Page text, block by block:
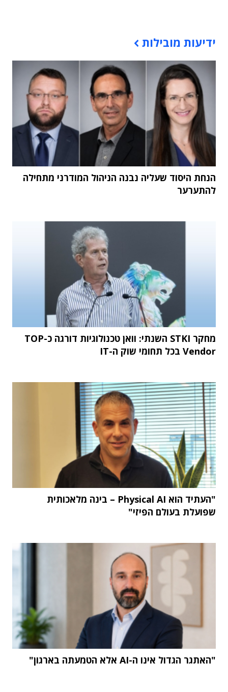
ידיעות מובילות
הנחת היסוד שעליה נבנה הניהול המודרני מתחילה
להתערער
מחקר STKI השנתי: וואן טכנולוגיות דורגה כ-TOP
Vendor בכל תחומי שוק ה-IT
"העתיד הוא Physical AI – בינה מלאכותית
שפועלת בעולם הפיזי"
"האתגר הגדול אינו ה-AI אלא הטמעתה בארגון"